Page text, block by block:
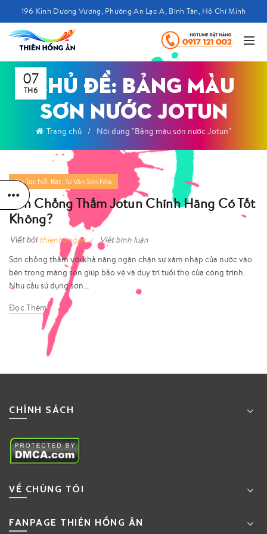
196 Kinh Dương Vương, Phường An Lạc A, Bình Tân, Hồ Chí Minh
CHỦ ĐỀ: BẢNG MÀU
SƠN NƯỚC JOTUN
Trang chủ Nội dung "Bảng màu sơn nước Jotun"
07
TH6
Tin Tức Nổi Bật, Tư Vấn Sơn Nhà
Sơn Chống Thấm Jotun Chính Hãng Có Tốt
Không?
Viết bởi thienhongan
Viết bình luận
Sơn chống thấm với khả năng ngăn chặn sự xâm nhập của nước vào
bên trong màng sơn giúp bảo vệ và duy trì tuổi thọ của công trình.
Nhu cầu sử dụng sơn...
Đọc Thêm
CHÍNH SÁCH
VỀ CHÚNG TÔI
FANPAGE THIÊN HỒNG ÂN